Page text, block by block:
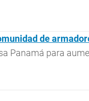
de
Panamá para